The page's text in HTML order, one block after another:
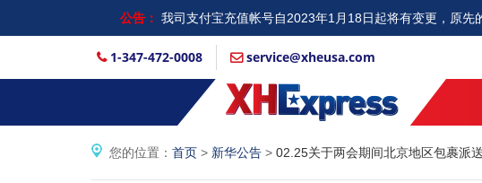
公告： 我司支付宝充值帐号自2023年1月18日起将有变更，原
入...
1-347-472-0008 service@xheusa.com
您的位置： 首页 > 新华公告 > 02.25关于两会期间北京地区包裹派